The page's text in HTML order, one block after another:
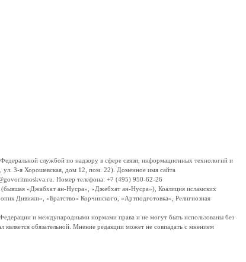
службой по надзору в сфере связи, информационных технологий и
3-я Хорошевская, дом 12, пом. 22). Доменное имя сайта
Номер телефона: +7 (495) 950-62-26
«Джабхат ан-Нусра», «Джебхат ан-Нусра»), Коалиция исламских
Дивижн», «Братство» Корчинского, «Артподготовка», Религиозная
и международными нормами права и не могут быть использованы без
обязательной. Мнение редакции может не совпадать с мнением